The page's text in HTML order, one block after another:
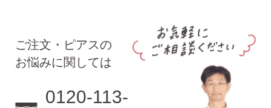
ピアスホール完成までの3stepで選ぶ
価格で選ぶ
ご注文・ピアスの
お悩みに関しては
0120-113-